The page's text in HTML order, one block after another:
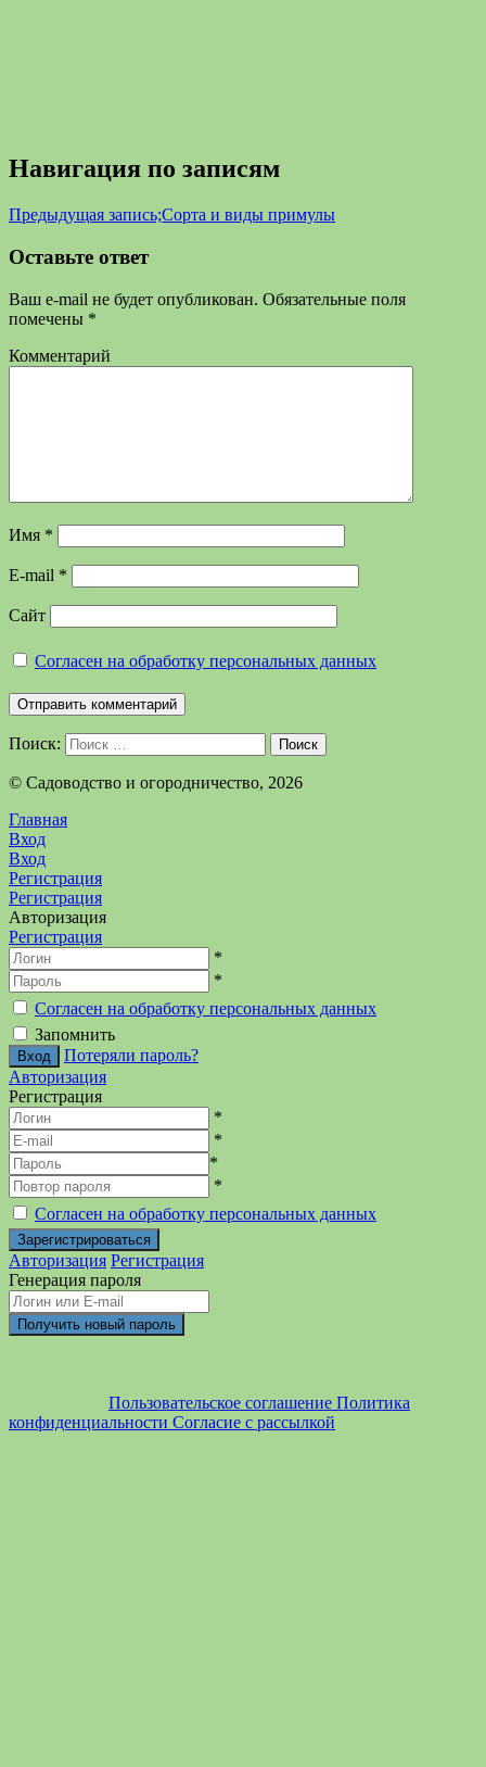
Навигация по записям
Предыдущая запись;Сорта и виды примулы
Оставьте ответ
Ваш e-mail не будет опубликован. Обязательные поля
помечены *
Комментарий
Имя *
E-mail *
Сайт
Согласен на обработку персональных данных
Поиск: Поиск
©️ Садоводство и огородничество, 2026
Главная
Вход
Вход
Регистрация
Регистрация
Авторизация
Регистрация
*
*
Согласен на обработку персональных данных
Запомнить
Потеряли пароль?
Авторизация
Регистрация
*
*
*
*
Согласен на обработку персональных данных
Авторизация Регистрация
Генерация пароля
Пользовательское соглашение Политика
конфиденциальности Согласие с рассылкой